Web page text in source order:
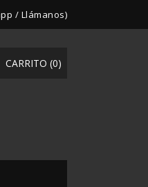
/ Llámanos)
CARRITO (0)